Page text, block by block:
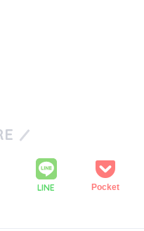
LINE Pocket